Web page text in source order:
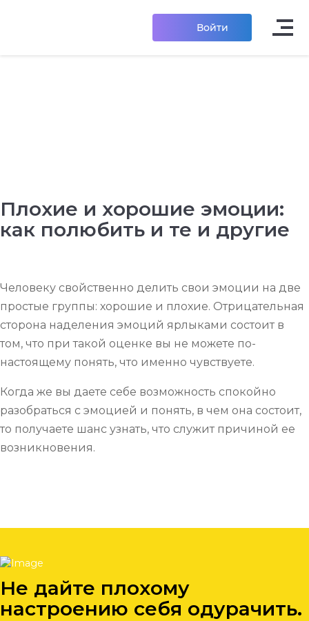
Войти
Плохие и хорошие эмоции:
как полюбить и те и другие
Человеку свойственно делить свои эмоции на две
простые группы: хорошие и плохие. Отрицательная
сторона наделения эмоций ярлыками состоит в
том, что при такой оценке вы не можете по-
настоящему понять, что именно чувствуете.
Когда же вы даете себе возможность спокойно
разобраться с эмоцией и понять, в чем она состоит,
то получаете шанс узнать, что служит причиной ее
возникновения.
Не дайте плохому
настроению себя одурачить.